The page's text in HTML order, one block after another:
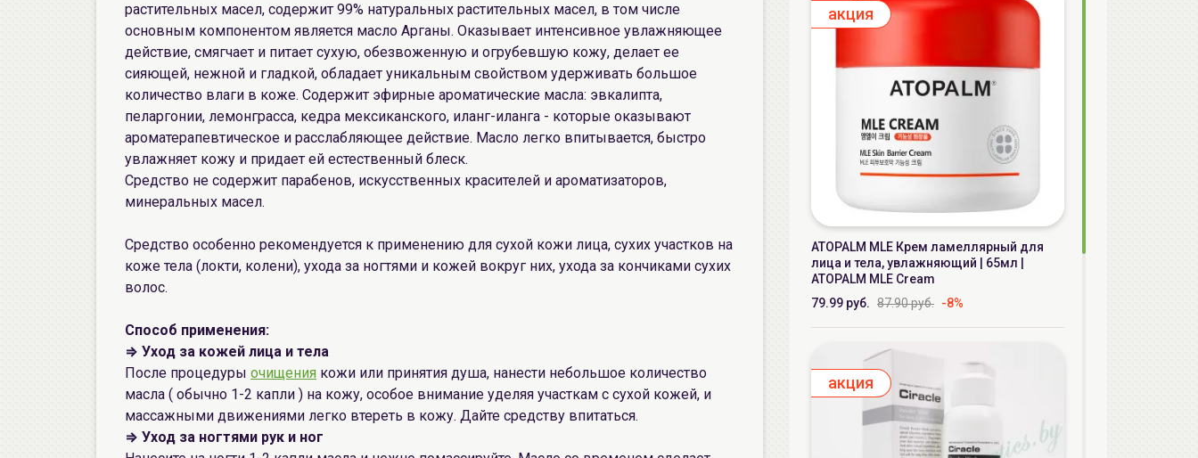
растительных масел, содержит 99% натуральных растительных масел, в том числе
основным компонентом является масло Арганы. Оказывает интенсивное увлажняющее
действие, смягчает и питает сухую, обезвоженную и огрубевшую кожу, делает ее
сияющей, нежной и гладкой, обладает уникальным свойством удерживать большое
количество влаги в коже. Содержит эфирные ароматические масла: эвкалипта,
пеларгонии, лемонграсса, кедра мексиканского, иланг-иланга - которые оказывают
ароматерапевтическое и расслабляющее действие. Масло легко впитывается, быстро
увлажняет кожу и придает ей естественный блеск.
Средство не содержит парабенов, искусственных красителей и ароматизаторов,
минеральных масел.
Средство особенно рекомендуется к применению для сухой кожи лица, сухих участков на
коже тела (локти, колени), ухода за ногтями и кожей вокруг них, ухода за кончиками сухих
волос.
Способ применения:
⇒ Уход за кожей лица и тела
После процедуры очищения кожи или принятия душа, нанести небольшое количество
масла ( обычно 1-2 капли ) на кожу, особое внимание уделяя участкам с сухой кожей, и
массажными движениями легко втереть в кожу. Дайте средству впитаться.
⇒ Уход за ногтями рук и ног
aкция
ATOPALM MLE Крем ламеллярный для
лица и тела, увлажняющий | 65мл |
ATOPALM MLE Cream
79.99 руб. 87.90 руб. -8%
aкция